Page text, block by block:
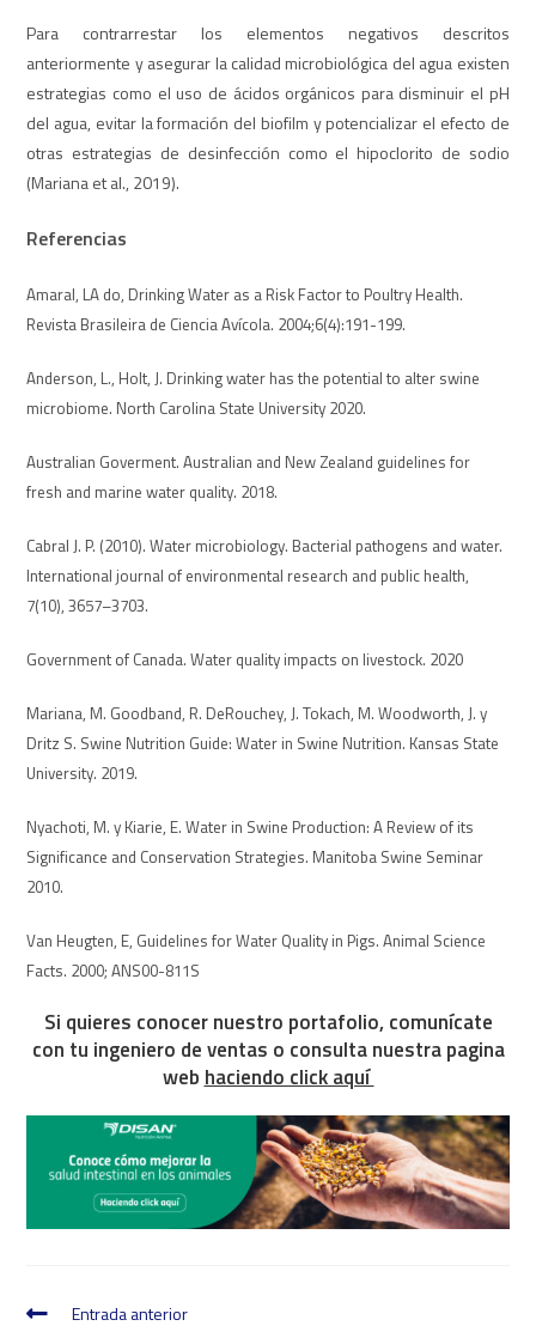
Para contrarrestar los elementos negativos descritos
anteriormente y asegurar la calidad microbiológica del agua existen
estrategias como el uso de ácidos orgánicos para disminuir el pH
del agua, evitar la formación del biofilm y potencializar el efecto de
otras estrategias de desinfección como el hipoclorito de sodio
(Mariana et al., 2019).
Referencias
Amaral, LA do, Drinking Water as a Risk Factor to Poultry Health.
Revista Brasileira de Ciencia Avícola. 2004;6(4):191-199.
Anderson, L., Holt, J. Drinking water has the potential to alter swine
microbiome. North Carolina State University 2020.
Australian Goverment. Australian and New Zealand guidelines for
fresh and marine water quality. 2018.
Cabral J. P. (2010). Water microbiology. Bacterial pathogens and water.
International journal of environmental research and public health,
7(10), 3657–3703.
Government of Canada. Water quality impacts on livestock. 2020
Mariana, M. Goodband, R. DeRouchey, J. Tokach, M. Woodworth, J. y
Dritz S. Swine Nutrition Guide: Water in Swine Nutrition. Kansas State
University. 2019.
Nyachoti, M. y Kiarie, E. Water in Swine Production: A Review of its
Significance and Conservation Strategies. Manitoba Swine Seminar
2010.
Van Heugten, E, Guidelines for Water Quality in Pigs. Animal Science
Facts. 2000; ANS00-811S
Si quieres conocer nuestro portafolio, comunícate
con tu ingeniero de ventas o consulta nuestra pagina
web haciendo click aquí
Entrada anterior